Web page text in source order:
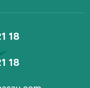
18
18